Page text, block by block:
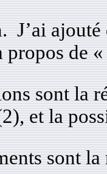
J’ai
de
sont la
et la
sont